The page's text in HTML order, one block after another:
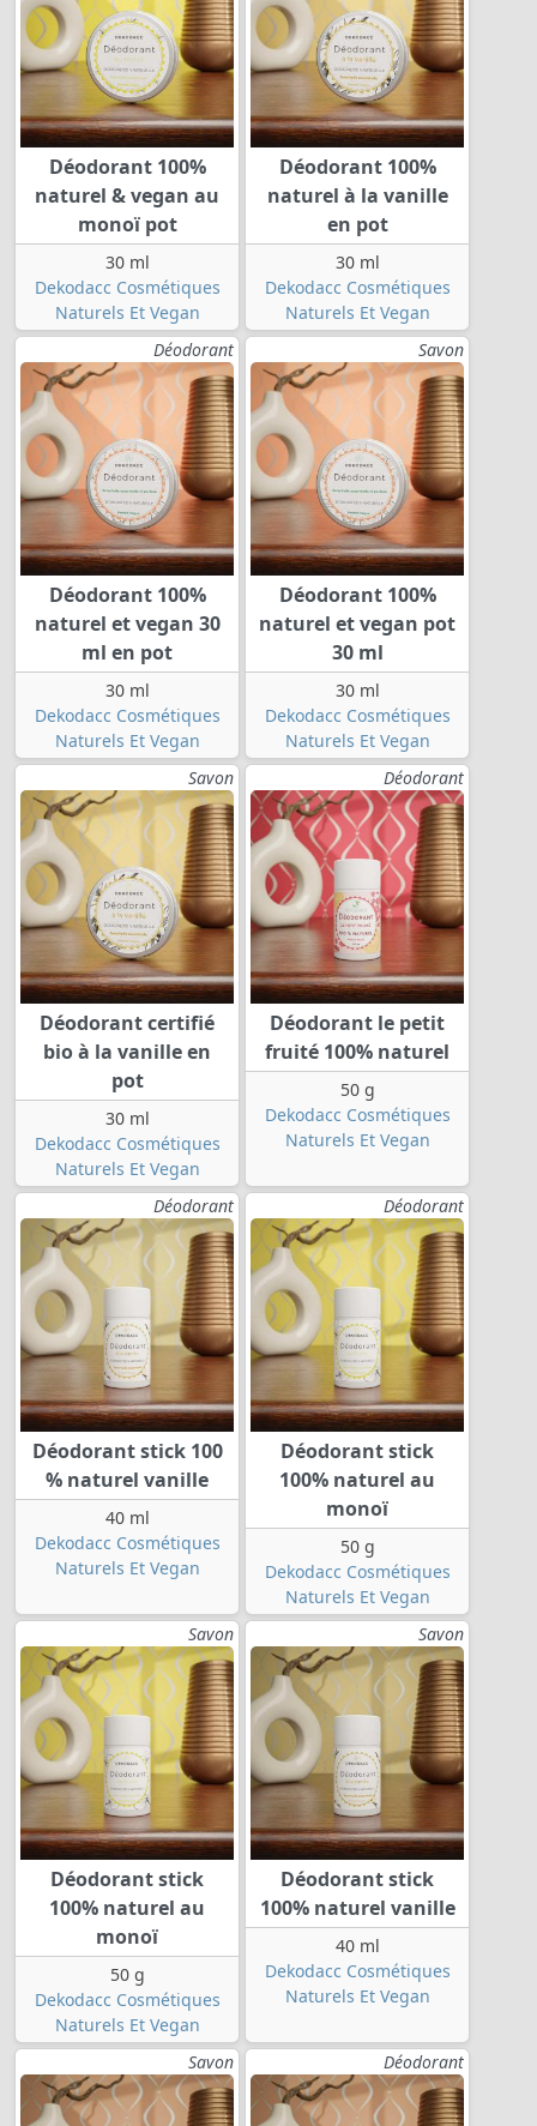
Déodorant 100%
naturel & vegan au
monoï pot
30 ml
Dekodacc Cosmétiques
Naturels Et Vegan
Déodorant 100%
naturel à la vanille
en pot
30 ml
Dekodacc Cosmétiques
Naturels Et Vegan
Déodorant
Déodorant 100%
naturel et vegan 30
ml en pot
30 ml
Dekodacc Cosmétiques
Naturels Et Vegan
Savon
Déodorant 100%
naturel et vegan pot
30 ml
30 ml
Dekodacc Cosmétiques
Naturels Et Vegan
Savon
Déodorant certifié
bio à la vanille en
pot
30 ml
Dekodacc Cosmétiques
Naturels Et Vegan
Déodorant
Déodorant le petit
fruité 100% naturel
50 g
Dekodacc Cosmétiques
Naturels Et Vegan
Déodorant
Déodorant stick 100
% naturel vanille
40 ml
Dekodacc Cosmétiques
Naturels Et Vegan
Déodorant
Déodorant stick
100% naturel au
monoï
50 g
Dekodacc Cosmétiques
Naturels Et Vegan
Savon
Déodorant stick
100% naturel au
monoï
50 g
Dekodacc Cosmétiques
Naturels Et Vegan
Savon
Déodorant stick
100% naturel vanille
40 ml
Dekodacc Cosmétiques
Naturels Et Vegan
Savon Déodorant